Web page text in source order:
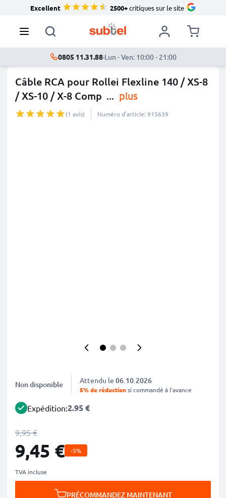
Excellent 2500+critiques sur le site
0805 11.31.88·Lun - Ven: 10:00 - 21:00
Câble RCA pour Rollei Flexline 140 / XS-8
/ XS-10 / X-8 Comp ... plus
(1 avis) Numéro d’article: 915639
Non disponible Attendu le 06.10.2026
5% de réductionsi commandé à l'avance
Expédition:2.95 €
9,95 €
9,45 € -5%
TVA incluse
PRÉCOMMANDEZ MAINTENANT